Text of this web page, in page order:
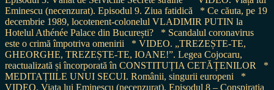
Eminescu (necenzurat). Episodul 9. Ziua fatidică
* Ce căuta, pe 19
decembrie 1989, locotenent-colonelul VLADIMIR PUTIN la
Hotelul Athénée Palace din București?
* Scandalul coronavirus
este o crimă împotriva omenirii
* VIDEO. „TREZEȘTE-TE,
GHEORGHE, TREZEȘTE-TE, IOANE!”. Legea Cojocaru,
reactualizată și încorporată în CONSTITUȚIA CETĂȚENILOR
*
MEDITAȚIILE UNUI SECUI. Românii, singurii europeni
*
VIDEO. Viața lui Eminescu (necenzurat). Episodul 8 – Conspirația